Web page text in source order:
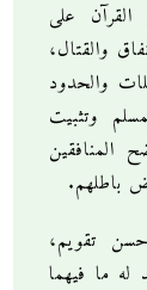
على
والقتال،
والحدود
وتثبيت
المنافقين
باطلهم.
تقويم،
ما فيهما